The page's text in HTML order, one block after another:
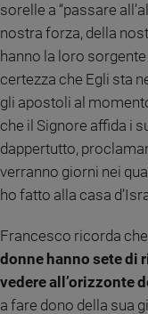
Scuola
e
giovani
Adolescenza
Bioetica
Riflessioni
sorelle a “passare
nostra forza, della
hanno la loro
certezza che Egli sta
gli apostoli al
che il Signore affida i
dappertutto,
verranno giorni nei
ho fatto alla casa
Francesco ricorda che
donne hanno sete di
vedere all’orizzonte
a fare dono della sua